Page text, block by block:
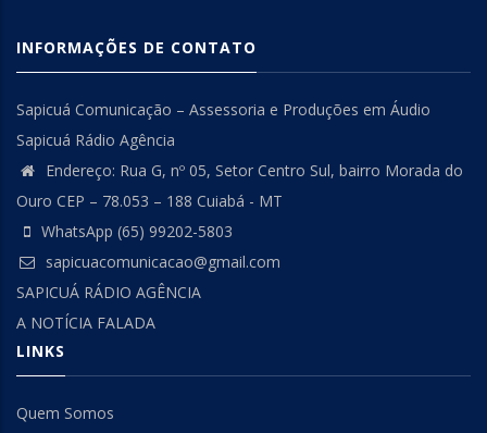
INFORMAÇÕES DE CONTATO
Sapicuá Comunicação – Assessoria e Produções em Áudio
Sapicuá Rádio Agência
Endereço: Rua G, nº 05, Setor Centro Sul, bairro Morada do
Ouro CEP – 78.053 – 188 Cuiabá - MT
WhatsApp (65) 99202-5803
sapicuacomunicacao@gmail.com
SAPICUÁ RÁDIO AGÊNCIA
A NOTÍCIA FALADA
LINKS
Quem Somos